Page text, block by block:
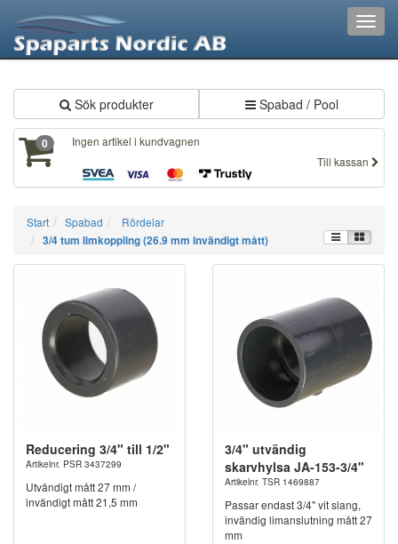
Sök produkter Spabad / Pool
0
Ingen artikel i kundvagnen
Till kassan
Start Spabad
Rördelar
3/4 tum limkoppling (26.9 mm invändigt mått)
Reducering 3/4" till 1/2"
Artikelnr. PSR 3437299
Utvändigt mått 27 mm /
invändigt mått 21,5 mm
3/4" utvändig
skarvhylsa JA-153-3/4"
Artikelnr. TSR 1469887
Passar endast 3/4" vit slang,
invändig limanslutning mått 27
mm